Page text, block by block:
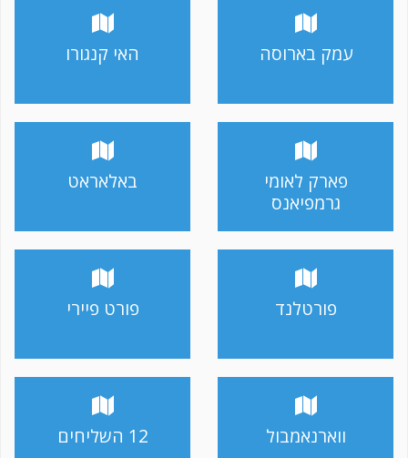
עמק בארוסה האי קנגורו
פארק לאומי
גרמפיאנס
באלאראט
פורטלנד פורט פיירי
ווארנאמבול 12 השליחים